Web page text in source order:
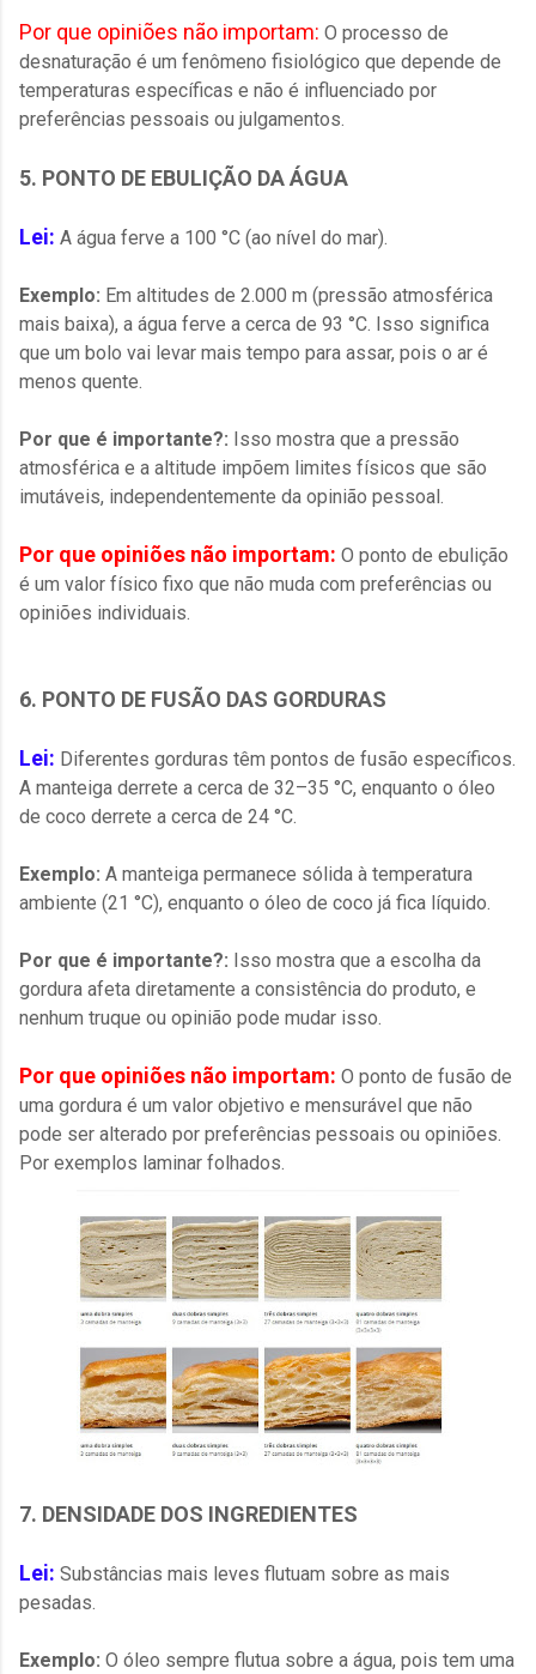
Por que opiniões não importam: O processo de
desnaturação é um fenômeno fisiológico que depende de
temperaturas específicas e não é influenciado por
preferências pessoais ou julgamentos.
5. PONTO DE EBULIÇÃO DA ÁGUA
Lei: A água ferve a 100 °C (ao nível do mar).
Exemplo: Em altitudes de 2.000 m (pressão atmosférica
mais baixa), a água ferve a cerca de 93 °C. Isso significa
que um bolo vai levar mais tempo para assar, pois o ar é
menos quente.
Por que é importante?: Isso mostra que a pressão
atmosférica e a altitude impõem limites físicos que são
imutáveis, independentemente da opinião pessoal.
Por que opiniões não importam: O ponto de ebulição
é um valor físico fixo que não muda com preferências ou
opiniões individuais.
6. PONTO DE FUSÃO DAS GORDURAS
Lei: Diferentes gorduras têm pontos de fusão específicos.
A manteiga derrete a cerca de 32–35 °C, enquanto o óleo
de coco derrete a cerca de 24 °C.
Exemplo: A manteiga permanece sólida à temperatura
ambiente (21 °C), enquanto o óleo de coco já fica líquido.
Por que é importante?: Isso mostra que a escolha da
gordura afeta diretamente a consistência do produto, e
nenhum truque ou opinião pode mudar isso.
Por que opiniões não importam: O ponto de fusão de
uma gordura é um valor objetivo e mensurável que não
pode ser alterado por preferências pessoais ou opiniões.
Por exemplos laminar folhados.
7. DENSIDADE DOS INGREDIENTES
Lei: Substâncias mais leves flutuam sobre as mais
pesadas.
Exemplo: O óleo sempre flutua sobre a água, pois tem uma